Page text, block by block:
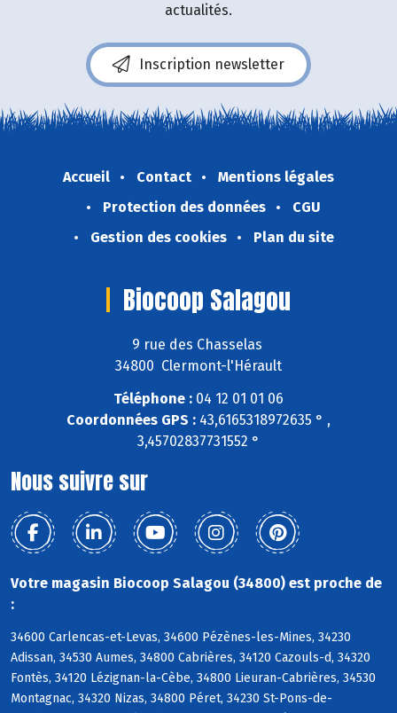
actualités.
Inscription newsletter
Accueil Contact
Mentions légales
Protection des données
CGU
Gestion des cookies
Plan du site
Biocoop Salagou
9 rue des Chasselas
34800 Clermont-l'Hérault
Téléphone : 04 12 01 01 06
Coordonnées GPS : 43,6165318972635 ° ,
3,45702837731552 °
Nous suivre sur
Votre magasin Biocoop Salagou (34800) est proche de
:
34600 Carlencas-et-Levas, 34600 Pézènes-les-Mines, 34230
Adissan, 34530 Aumes, 34800 Cabrières, 34120 Cazouls-d, 34320
Fontès, 34120 Lézignan-la-Cèbe, 34800 Lieuran-Cabrières, 34530
Montagnac, 34320 Nizas, 34800 Péret, 34230 St-Pons-de-